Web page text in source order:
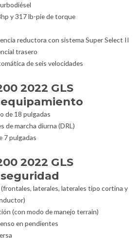
y 317 lb-pie de torque
reductora con sistema Super Select II
trasero
de seis velocidades
2022 GLS
de 18 pulgadas
de marcha diurna (DRL)
7 pulgadas
2022 GLS
(frontales, laterales, laterales tipo cortina y
(con modo de manejo terrain)
en pendientes